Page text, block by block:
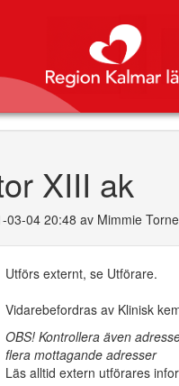
XIII ak
03-04 20:48 av Mimmie
Utförs externt, se Utförare.
Vidarebefordras av Klinisk
OBS! Kontrollera även
flera mottagande adresser
Läs alltid extern utförares